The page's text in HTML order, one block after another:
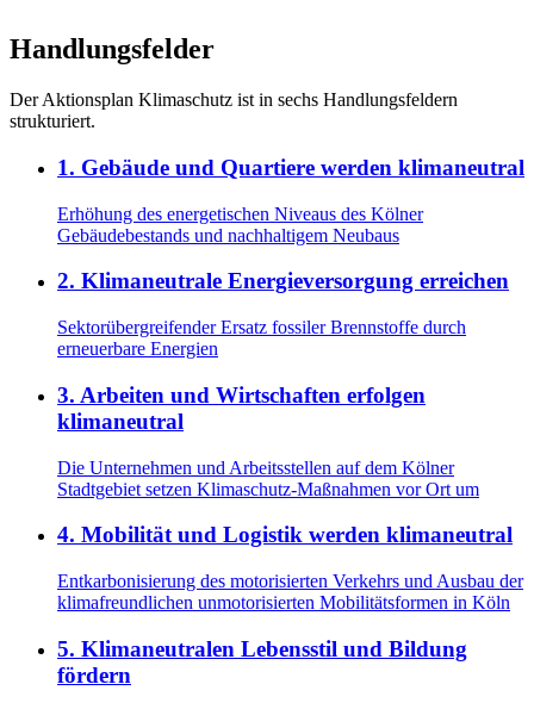
Handlungsfelder
Der Aktionsplan Klimaschutz ist in sechs Handlungsfeldern
strukturiert.
1. Gebäude und Quartiere werden klimaneutral
Erhöhung des energetischen Niveaus des Kölner
Gebäudebestands und nachhaltigem Neubaus
2. Klimaneutrale Energieversorgung erreichen
Sektorübergreifender Ersatz fossiler Brennstoffe durch
erneuerbare Energien
3. Arbeiten und Wirtschaften erfolgen
klimaneutral
Die Unternehmen und Arbeitsstellen auf dem Kölner
Stadtgebiet setzen Klimaschutz-Maßnahmen vor Ort um
4. Mobilität und Logistik werden klimaneutral
Entkarbonisierung des motorisierten Verkehrs und Ausbau der
klimafreundlichen unmotorisierten Mobilitätsformen in Köln
5. Klimaneutralen Lebensstil und Bildung
fördern